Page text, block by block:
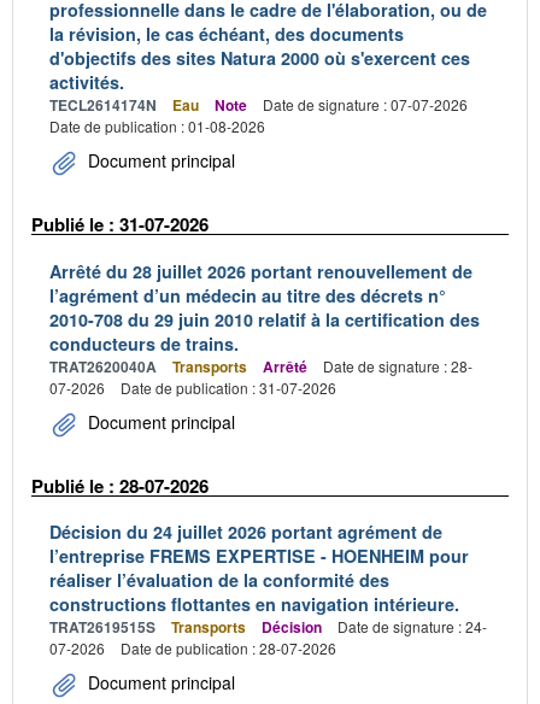
professionnelle dans le cadre de l'élaboration, ou de
la révision, le cas échéant, des documents
d'objectifs des sites Natura 2000 où s'exercent ces
activités.
TECL2614174N Eau Note
Date de signature : 07-07-2026
Date de publication : 01-08-2026
Document principal
Publié le : 31-07-2026
Arrêté du 28 juillet 2026 portant renouvellement de
l’agrément d’un médecin au titre des décrets n°
2010-708 du 29 juin 2010 relatif à la certification des
conducteurs de trains.
TRAT2620040A Transports Arrêté
Date de signature : 28-
07-2026
Date de publication : 31-07-2026
Document principal
Publié le : 28-07-2026
Décision du 24 juillet 2026 portant agrément de
l’entreprise FREMS EXPERTISE - HOENHEIM pour
réaliser l’évaluation de la conformité des
constructions flottantes en navigation intérieure.
TRAT2619515S Transports Décision
Date de signature : 24-
07-2026
Date de publication : 28-07-2026
Document principal